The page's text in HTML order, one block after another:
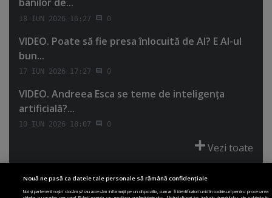
banilor de...
18 IUN 2026 16:27 0
VIDEO. Poate să fie presa înlocuită de AI? E AI-ul
bun...
17 IUN 2026 17:27 0
VIDEO. Andreea Esca se teme de inteligenţa
artificială?...
10 IUN 2026 18:07 0
Vezi toate
Nouă ne pasă ca datele tale personale să rămână confidențiale
Noi și partenerii noștri stocăm și/sau accesăm informații pe un dispozitiv, cum ar fi identificatori unici în cookie-uri pentru procesarea